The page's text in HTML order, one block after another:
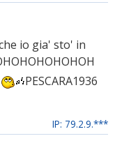
io gia' sto' in
PESCARA1936
IP: 79.2.9.***